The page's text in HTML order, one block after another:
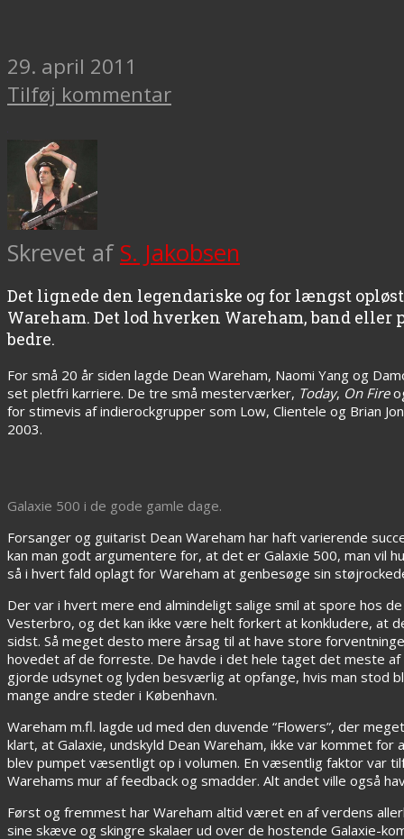
29. april 2011
Tilføj kommentar
Skrevet af S. Jakobsen
Det lignede den legendariske og for længst
Wareham. Det lod hverken Wareham, band
bedre.
For små 20 år siden lagde Dean Wareham, Naomi Yang og
set pletfri karriere. De tre små mesterværker, Today, On Fire
for stimevis af indierockgrupper som Low, Clientele og Brian
2003.
Galaxie 500 i de gode gamle dage.
Forsanger og guitarist Dean Wareham har haft varierende
kan man godt argumentere for, at det er Galaxie 500, man vil
så i hvert fald oplagt for Wareham at genbesøge sin
Der var i hvert mere end almindeligt salige smil at spore hos
Vesterbro, og det kan ikke være helt forkert at konkludere, at
sidst. Så meget desto mere årsag til at have store
hovedet af de forreste. De havde i det hele taget det meste af
gjorde udsynet og lyden besværlig at opfange, hvis man stod
mange andre steder i København.
Wareham m.fl. lagde ud med den duvende “Flowers”, der
klart, at Galaxie, undskyld Dean Wareham, ikke var kommet
blev pumpet væsentligt op i volumen. En væsentlig faktor var
Warehams mur af feedback og smadder. Alt andet ville også
Først og fremmest har Wareham altid været en af verdens
sine skæve og skingre skalaer ud over de hostende Galaxie-